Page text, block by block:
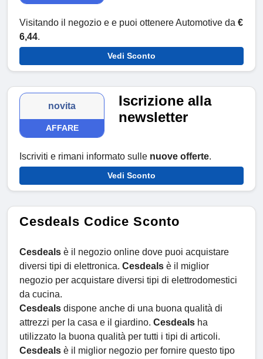
Visitando il negozio e e puoi ottenere Automotive da €
6,44.
Vedi Sconto
novita
AFFARE
Iscrizione alla
newsletter
Iscriviti e rimani informato sulle nuove offerte.
Vedi Sconto
Cesdeals Codice Sconto
Cesdeals è il negozio online dove puoi acquistare
diversi tipi di elettronica. Cesdeals è il miglior
negozio per acquistare diversi tipi di elettrodomestici
da cucina.
Cesdeals dispone anche di una buona qualità di
attrezzi per la casa e il giardino. Cesdeals ha
utilizzato la buona qualità per tutti i tipi di articoli.
Cesdeals è il miglior negozio per fornire questo tipo